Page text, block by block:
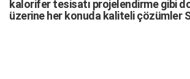
kalorifer tesisatı projelendirme gibi d
üzerine her konuda kaliteli çözümler